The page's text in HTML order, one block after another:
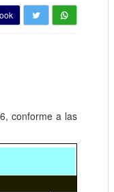
conforme a las